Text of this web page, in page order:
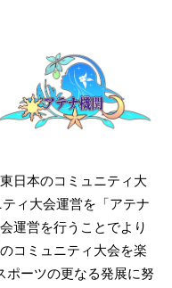
日本のコミュニティ大
ィ大会運営を「アテナ
運営を行うことでより
コミュニティ大会を楽
ポーツの更なる発展に努